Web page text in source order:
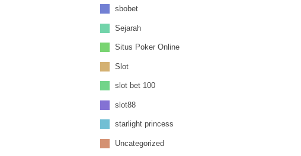
sbobet
Sejarah
Situs Poker Online
Slot
slot bet 100
slot88
starlight princess
Uncategorized